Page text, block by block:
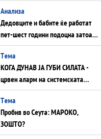
Анализа
Дедовците и бабите ќе работат
пет-шест години подоцна затоа
што НЕМААТ ВНУЦИ ДА ГИ
ЗАМЕНАТ
Tема
КОГА ДУНАВ ЈА ГУБИ СИЛАТА -
црвен аларм на системската
плоча од јужна Германија до
Црното Море...
Tема
Пробив во Сеута: МАРОКО,
ЗОШТО?